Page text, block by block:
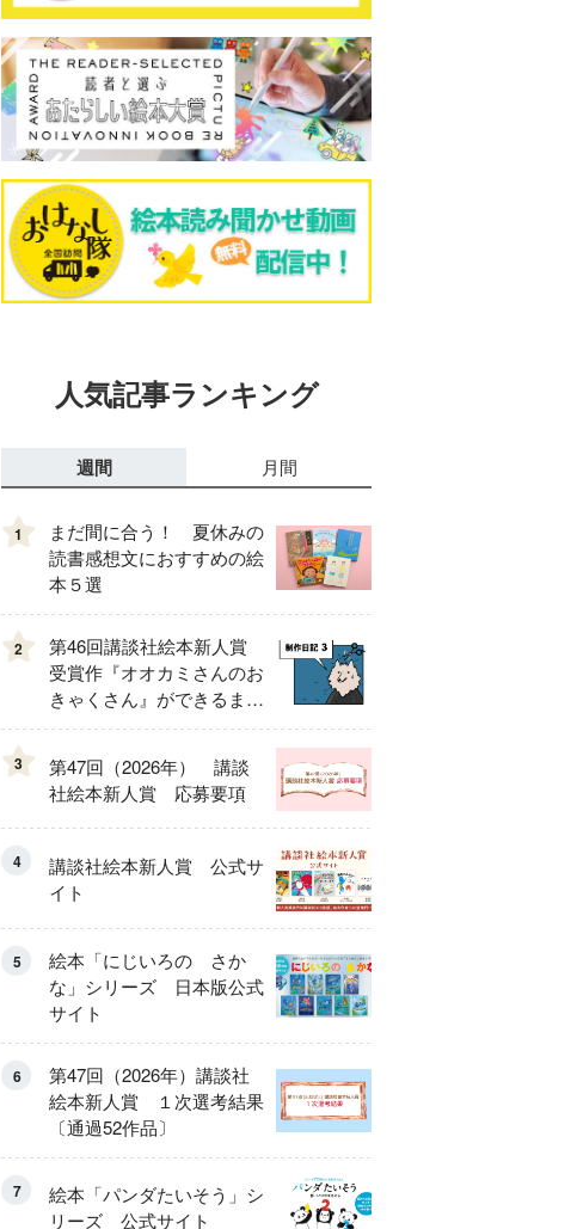
人気記事ランキング
週間 月間
1
まだ間に合う！ 夏休みの
読書感想文におすすめの絵
本５選
2
第46回講談社絵本新人賞
受賞作『オオカミさんのお
きゃくさん』ができるまで
③
3
第47回（2026年） 講談
社絵本新人賞 応募要項
4
講談社絵本新人賞 公式サ
イト
5
絵本「にじいろの さか
な」シリーズ 日本版公式
サイト
6
第47回（2026年）講談社
絵本新人賞 １次選考結果
〔通過52作品〕
7
絵本「パンダたいそう」シ
リーズ 公式サイト